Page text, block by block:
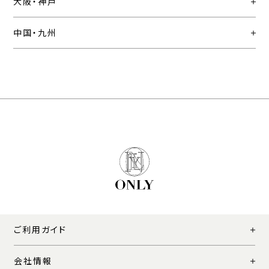
中国・九州
ご利用ガイド
会社情報